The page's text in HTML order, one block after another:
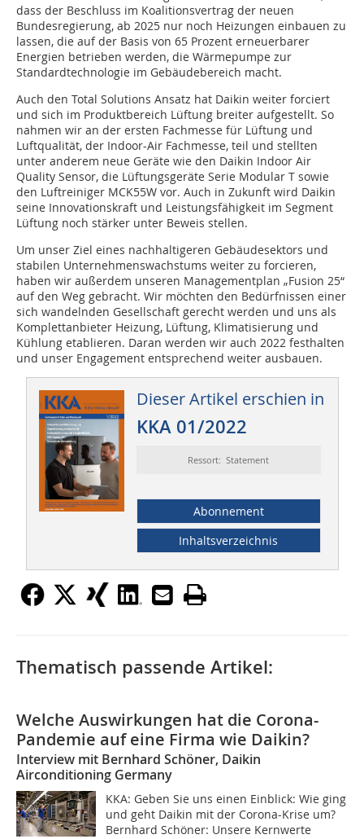
dass der Beschluss im Koalitionsvertrag der neuen
Bundesregierung, ab 2025 nur noch Heizungen einbauen zu
lassen, die auf der Basis von 65 Prozent erneuerbarer
Energien betrieben werden, die Wärmepumpe zur
Standardtechnologie im Gebäudebereich macht.
Auch den Total Solutions Ansatz hat Daikin weiter forciert
und sich im Produktbereich Lüftung breiter aufgestellt. So
nahmen wir an der ersten Fachmesse für Lüftung und
Luftqualität, der Indoor-Air Fachmesse, teil und stellten
unter anderem neue Geräte wie den Daikin Indoor Air
Quality Sensor, die Lüftungsgeräte Serie Modular T sowie
den Luftreiniger MCK55W vor. Auch in Zukunft wird Daikin
seine Innovationskraft und Leistungsfähigkeit im Segment
Lüftung noch stärker unter Beweis stellen.
Um unser Ziel eines nachhaltigeren Gebäudesektors und
stabilen Unternehmenswachstums weiter zu forcieren,
haben wir außerdem unseren Managementplan „Fusion 25“
auf den Weg gebracht. Wir möchten den Bedürfnissen einer
sich wandelnden Gesellschaft gerecht werden und uns als
Komplettanbieter Heizung, Lüftung, Klimatisierung und
Kühlung etablieren. Daran werden wir auch 2022 festhalten
und unser Engagement entsprechend weiter ausbauen.
Dieser Artikel erschien in
KKA 01/2022
Ressort: Statement
Abonnement
Inhaltsverzeichnis
Thematisch passende Artikel:
Welche Auswirkungen hat die Corona-
Pandemie auf eine Firma wie Daikin?
Interview mit Bernhard Schöner, Daikin
Airconditioning Germany
KKA: Geben Sie uns einen Einblick: Wie ging
und geht Daikin mit der Corona-Krise um?
Bernhard Schöner: Unsere Kernwerte 